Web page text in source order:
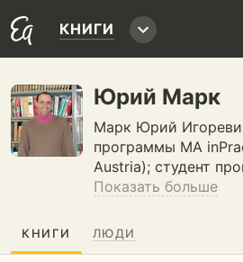
КНИГИ
Юрий Марк
Марк Юрий
программы МА
Austria); студент
Показать больше
КНИГИ ЛЮДИ